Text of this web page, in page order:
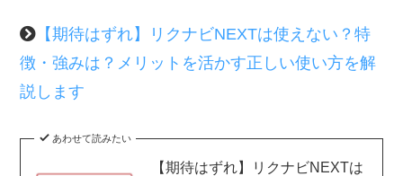
【期待はずれ】リクナビNEXTは使えない？特
徴・強みは？メリットを活かす正しい使い方を解
説します
あわせて読みたい
【期待はずれ】リクナビNEXTは